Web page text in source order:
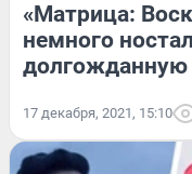
«Матрица:
немного
долгожданную
17 декабря, 2021, 15:10